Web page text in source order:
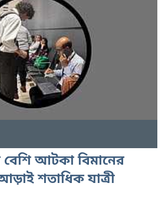
বেশি আটকা বিমানের
শতাধিক যাত্রী